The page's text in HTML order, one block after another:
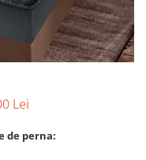
Lei
de perna: